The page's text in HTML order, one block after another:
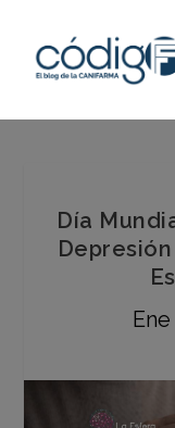
Día
Depresión
Ene